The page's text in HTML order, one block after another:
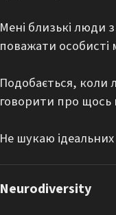
Мені близькі люди
поважати особисті
Подобається, коли
говорити про щось
Не шукаю
Neurodiversity